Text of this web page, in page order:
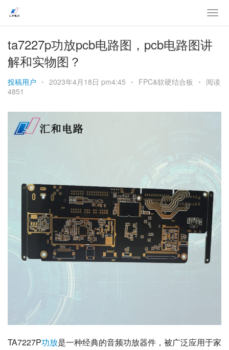
ta7227p功放pcb电路图，pcb电路图讲
解和实物图？
投稿用户 • 2023年4月18日 pm4:45 • FPC&软硬结合板 • 阅读
4851
TA7227P功放是一种经典的音频功放器件，被广泛应用于家